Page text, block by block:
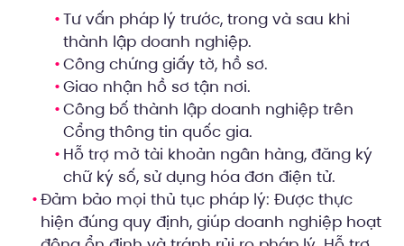
Tư vấn pháp lý trước, trong và sau khi
thành lập doanh nghiệp.
Công chứng giấy tờ, hồ sơ.
Giao nhận hồ sơ tận nơi.
Công bố thành lập doanh nghiệp trên
Cổng thông tin quốc gia.
Hỗ trợ mở tài khoản ngân hàng, đăng ký
chữ ký số, sử dụng hóa đơn điện tử.
Đảm bảo mọi thủ tục pháp lý: Được thực
hiện đúng quy định, giúp doanh nghiệp hoạt